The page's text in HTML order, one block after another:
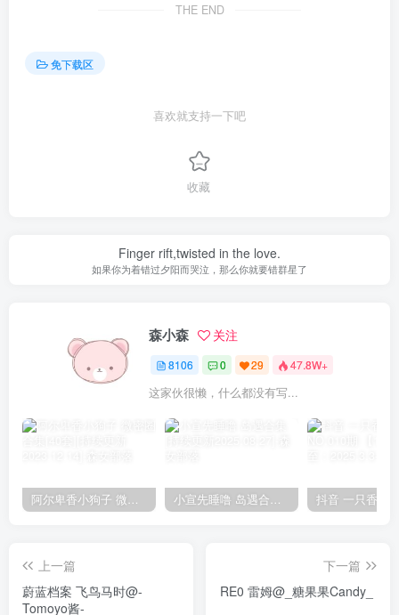
THE END
免下载区
喜欢就支持一下吧
收藏
Finger rift,twisted in the love.
如果你为着错过夕阳而哭泣，那么你就要错群星了
森小森 关注
8106 0 29 47.8W+
这家伙很懒，什么都没有写...
阿尔卑香小狗子 微密圈合集[40套][持续更新2023.12.14] 小宣先睡噜 岛遇合集[持续更新2025.08.27]
上一篇
蔚蓝档案 飞鸟马时@-
Tomoyo酱-
下一篇
RE0 雷姆@_糖果果Candy_ ​​​